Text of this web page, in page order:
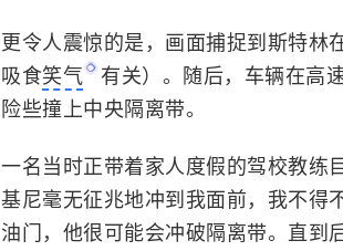
更令人震惊的是，画面捕捉到斯特林
吸食笑气
有关）。随后，车辆在高
险些撞上中央隔离带。
一名当时正带着家人度假的驾校教练
基尼毫无征兆地冲到我面前，我不得
油门，他很可能会冲破隔离带。直到